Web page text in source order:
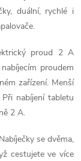
duální, rychlé i
proud 2 A
proudem
zařízení. Menší
nabíjení tabletu
2 A.
se dvěma,
cestujete ve více